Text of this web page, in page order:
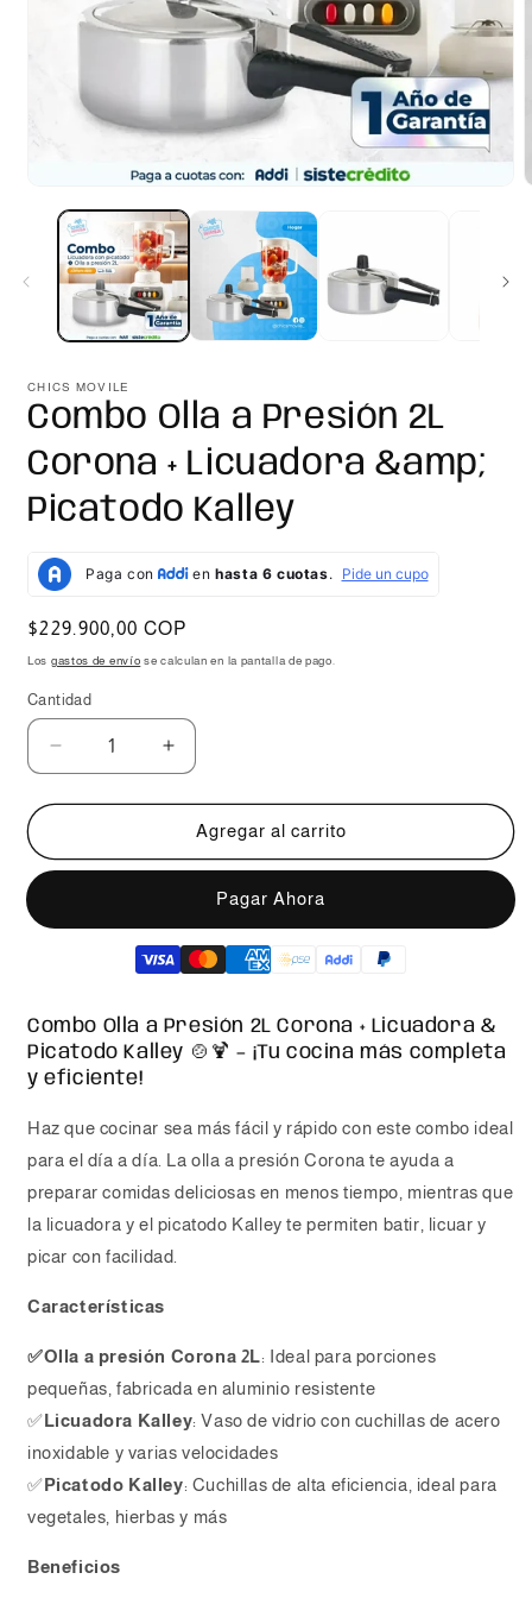
elemento
multimedia
una
ventana
CHICS MOVILE
Combo Olla a Presión 2L
Corona + Licuadora &amp;
Picatodo Kalley
Precio
habitual
$229.900,00 COP
Los gastos de envío se calculan en la pantalla de pago.
Cantidad
Reducir
cantidad
para
Olla
2L
&amp;
Picatodo
Kalley
Aumentar
cantidad
para
Combo
Olla
Presión
2L
Corona
+
&amp;
Picatodo
Agregar al carrito
Comprar ahora
Combo Olla a Presión 2L Corona + Licuadora &
Picatodo Kalley 🍲🍹 – ¡Tu cocina más completa
y eficiente!
Haz que cocinar sea más fácil y rápido con este combo ideal
para el día a día. La olla a presión Corona te ayuda a
preparar comidas deliciosas en menos tiempo, mientras que
la licuadora y el picatodo Kalley te permiten batir, licuar y
picar con facilidad.
Características
✅Olla a presión Corona 2L: Ideal para porciones
pequeñas, fabricada en aluminio resistente
✅Licuadora Kalley: Vaso de vidrio con cuchillas de acero
inoxidable y varias velocidades
✅Picatodo Kalley: Cuchillas de alta eficiencia, ideal para
vegetales, hierbas y más
Beneficios